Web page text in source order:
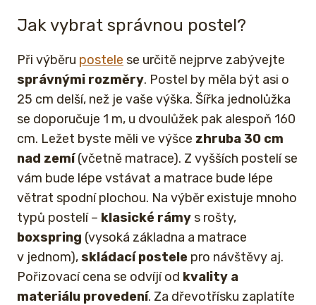
Jak vybrat správnou postel?
Při výběru postele se určitě nejprve zabývejte
správnými rozměry. Postel by měla být asi o
25 cm delší, než je vaše výška. Šířka jednolůžka
se doporučuje 1 m, u dvoulůžek pak alespoň 160
cm. Ležet byste měli ve výšce zhruba 30 cm
nad zemí(včetně matrace). Z vyšších postelí se
vám bude lépe vstávat a matrace bude lépe
větrat spodní plochou. Na výběr existuje mnoho
typů postelí – klasické rámys rošty,
boxspring (vysoká základna a matrace
v jednom),skládací postele pro návštěvy aj.
Pořizovací cena se odvíjí od kvality a
materiálu provedení. Za dřevotřísku zaplatíte